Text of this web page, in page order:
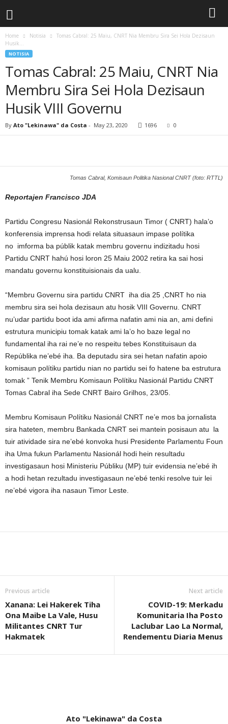
Home Notisia
Tomas Cabral: 25 Maiu, CNRT Nia Membru Sira Sei Hola Dezisaun
Husik...
NOTISIA
Tomas Cabral: 25 Maiu, CNRT Nia
Membru Sira Sei Hola Dezisaun
Husik VIII Governu
By Ato "Lekinawa" da Costa - May 23, 2020 1696 0
Tomas Cabral, Komisaun Politika Nasional CNRT (foto: RTTL)
Reportajen Francisco JDA
Partidu Congresu Nasionál Rekonstrusaun Timor ( CNRT) hala’o
konferensia imprensa hodi relata situasaun impase polítika
no imforma ba públik katak membru governu indizitadu hosi
Partidu CNRT hahú hosi loron 25 Maiu 2002 retira ka sai hosi
mandatu governu konstituisionais da ualu.
“Membru Governu sira partidu CNRT iha dia 25 ,CNRT ho nia
membru sira sei hola dezisaun atu hosik VIII Governu. CNRT
nu’udar partidu boot ida ami afirma nafatin ami nia an, ami defini
estrutura municipiu tomak katak ami la’o ho baze legal no
fundamental iha rai ne’e no respeitu tebes Konstituisaun da
Repúblika ne’ebé iha. Ba deputadu sira sei hetan nafatin apoio
komisaun polítiku partidu nian no partidu sei fo hatene ba estrutura
tomak ” Tenik Membru Komisaun Polítiku Nasionál Partidu CNRT
Tomas Cabral iha Sede CNRT Bairo Grilhos, 23/05.
Membru Komisaun Polítiku Nasionál CNRT ne’e mos ba jornalista
sira hateten, membru Bankada CNRT sei mantein posisaun atu la
tuir atividade sira ne’ebé konvoka husi Presidente Parlamentu Foun
iha Uma fukun Parlamentu Nasionál hodi hein resultadu
investigasaun hosi Ministeriu Públiku (MP) tuir evidensia ne’ebé ih
a hodi hetan rezultadu investigasaun ne’ebé tenki resolve tuir lei
ne’ebé vigora iha nasaun Timor Leste.
Previous article
Xanana: Lei Hakerek Tiha
Ona Maibe La Vale, Husu
Militantes CNRT Tur
Hakmatek
Next article
COVID-19: Merkadu
Komunitaria Iha Posto
Laclubar Lao La Normal,
Rendementu Diaria Menus
Ato "Lekinawa" da Costa